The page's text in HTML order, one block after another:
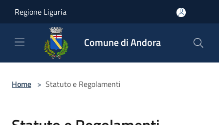
Regione Liguria
Comune di Andora
Home > Statuto e Regolamenti